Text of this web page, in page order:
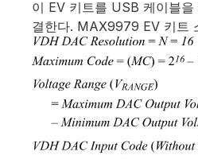
이 EV 키트를 USB 케이블
결한다. MAX9979 EV 키트